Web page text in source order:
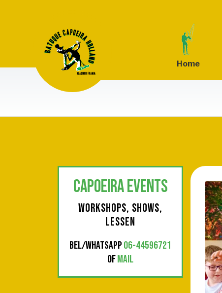
Home
CAPOEIRA EVENTS
WORKSHOPS, SHOWS,
LESSEN
BEL/WHATSAPP 06-44596721
OFMAIL